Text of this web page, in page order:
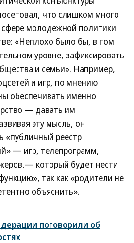
что слишком много
сфере молодежной политики
«Неплохо было бы, в том
уровне, зафиксировать
и семьи». Например,
и игр, по мнению
обеспечивать именно
— давать им
эту мысль, он
«публичный реестр
— игр, телепрограмм,
который будет нести
так как «родители не
объяснить».
поговорили об